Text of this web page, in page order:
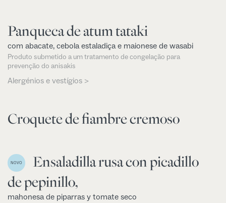
Panqueca de atum tataki
com abacate, cebola estaladiça e maionese de wasabi
Produto submetido a um tratamento de congelação para
prevenção do anisakis
Alergénios e vestígios >
Croquete de fiambre cremoso
NOVO
Ensaladilla rusa con picadillo
de pepinillo,
mahonesa de piparras y tomate seco